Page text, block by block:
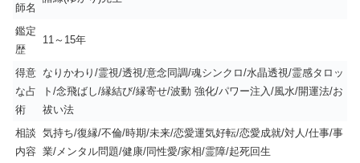
師名
鑑定
歴
11～15年
得意
な占
術
なりかわり/霊視/透視/意念同調/魂シンクロ/水晶透視/霊感タロッ
ト/念飛ばし/縁結び/縁寄せ/波動 強化/パワー注入/風水/開運法/お
祓い法
相談
内容
気持ち/復縁/不倫/時期/未来/恋愛運気好転/恋愛成就/対人/仕事/事
業/メンタル問題/健康/同性愛/家相/霊障/起死回生